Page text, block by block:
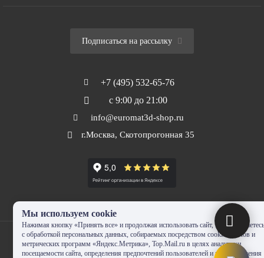
Подписаться на рассылку
+7 (495) 532-65-76
с 9:00 до 21:00
info@euromat3d-shop.ru
г.Москва, Скотопрогонная 35
Мы используем cookie
Нажимая кнопку «Принять все» и продолжая использовать сайт, Вы
с обработкой персональных данных, собираемых посредством cookie-файлов и
метрических программ «Яндекс.Метрика», Top.Mail.ru в целях аналитики
посещаемости сайта, определения предпочтений пользователей и предоставления